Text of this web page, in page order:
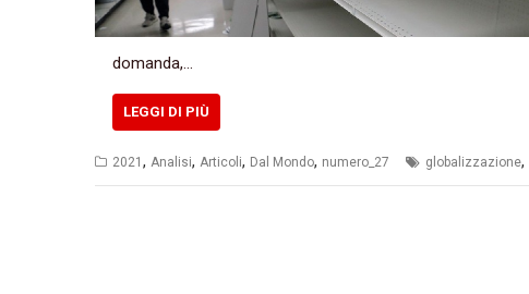
domanda,…
LEGGI DI PIÙ
2021 , Analisi, Articoli, Dal Mondo, numero_27 globalizzazione,